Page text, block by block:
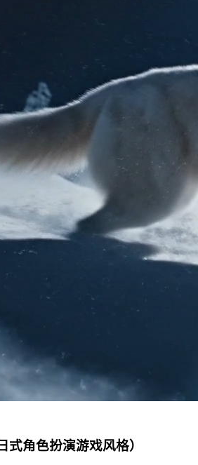
式角色扮演游戏风格）